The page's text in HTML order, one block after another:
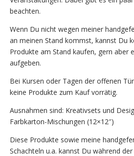
beachten.
Wenn Du nicht wegen meiner
an meinen Stand kommst, kannst Du
Produkte am Stand kaufen, gern aber
aufgeben.
Bei Kursen oder Tagen der offenen
keine Produkte zum Kauf vorrätig.
Ausnahmen sind: Kreativsets und
Farbkarton-Mischungen (12×12″)
Diese Produkte sowie meine
Schachteln u.a. kannst Du während